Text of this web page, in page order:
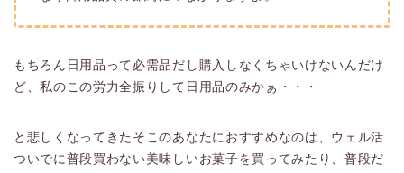
もちろん日用品って必需品だし購入しなくちゃいけないんだけ
ど、私のこの労力全振りして日用品のみかぁ・・・
と悲しくなってきたそこのあなたにおすすめなのは、ウェル活
ついでに普段買わない美味しいお菓子を買ってみたり、普段だ